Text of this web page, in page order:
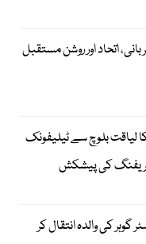
اتحاد اور روشن مستقبل
لیاقت بلوچ سے ٹیلیفونک
بریفنگ کی پیشکش
گوہر کی والدہ انتقال کر